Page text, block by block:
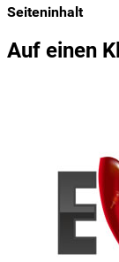
Seiteninhalt
Auf einen